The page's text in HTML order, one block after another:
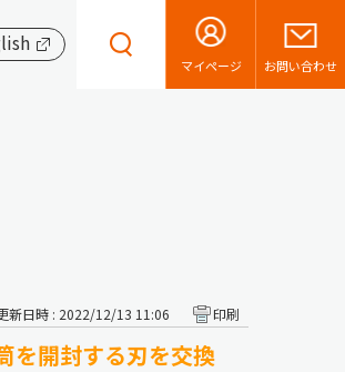
マイページ お問い合わせ
新日時 : 2022/12/13 11:06 印刷
を開封する刃を交換